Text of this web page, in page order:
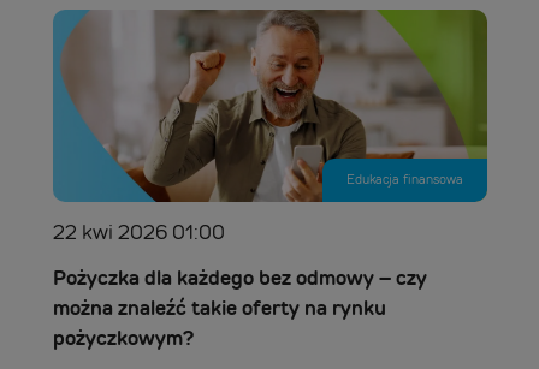
Edukacja finansowa
22 kwi 2026 01:00
Pożyczka dla każdego bez odmowy – czy
można znaleźć takie oferty na rynku
pożyczkowym?